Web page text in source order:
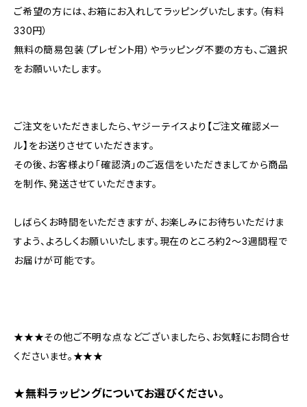
ご希望の方には、お箱にお入れしてラッピングいたします。（有料
330円）
無料の簡易包装（プレゼント用）やラッピング不要の方も、ご選択
をお願いいたします。
ご注文をいただきましたら、ヤジーテイスより【ご注文確認メー
ル】をお送りさせていただきます。
その後、お客様より「確認済」のご返信をいただきましてから商品
を制作、発送させていただきます。
しばらくお時間をいただきますが、お楽しみにお待ちいただけま
すよう、よろしくお願いいたします。現在のところ約2～3週間程で
お届けが可能です。
★★★その他ご不明な点などございましたら、お気軽にお問合せ
くださいませ。★★★
★無料ラッピングについてお選びください。